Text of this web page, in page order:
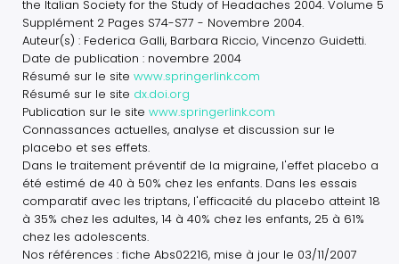
the Italian Society for the Study of Headaches 2004. Volume 5
Supplément 2 Pages S74-S77 - Novembre 2004.
Auteur(s) : Federica Galli, Barbara Riccio, Vincenzo Guidetti.
Date de publication : novembre 2004
Résumé sur le site www.springerlink.com
Résumé sur le site dx.doi.org
Publication sur le site www.springerlink.com
Connassances actuelles, analyse et discussion sur le
placebo et ses effets.
Dans le traitement préventif de la migraine, l'effet placebo a
été estimé de 40 à 50% chez les enfants. Dans les essais
comparatif avec les triptans, l'efficacité du placebo atteint 18
à 35% chez les adultes, 14 à 40% chez les enfants, 25 à 61%
chez les adolescents.
Nos références : fiche Abs02216, mise à jour le 03/11/2007